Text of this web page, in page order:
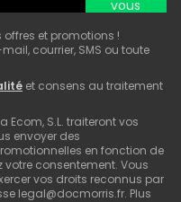
vous
et promotions !
courrier, SMS ou toute
et consens au traitement
Ecom, S.L. traiteront vos
envoyer des
en fonction de
consentement. Vous
vos droits reconnus par
legal@docmorris.fr. Plus